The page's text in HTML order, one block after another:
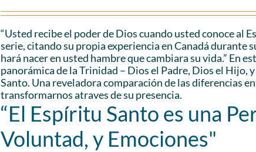
“Usted recibe el poder de Dios cuando usted conoce al
serie, citando su propia experiencia en Canadá durante
hará nacer en usted hambre que cambiara su vida.” En
panorámica de la Trinidad – Dios el Padre, Dios el Hijo,
Santo. Una reveladora comparación de las diferencias
transformarnos atraves de su presencia.
“El Espíritu Santo es una
Voluntad, y Emociones"